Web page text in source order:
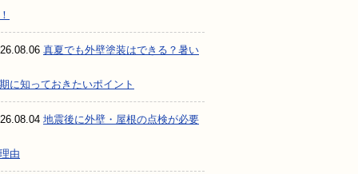
真夏でも外壁塗装はできる？暑い
に知っておきたいポイント
地震後に外壁・屋根の点検が必要
由